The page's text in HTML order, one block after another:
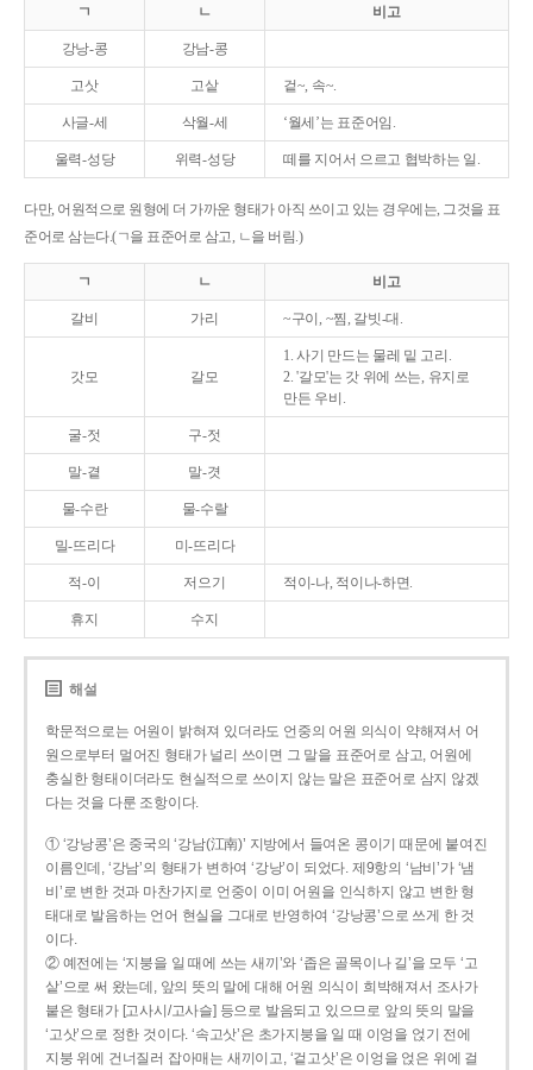
ㄱ ㄴ 비고
강낭-콩 강남-콩
고삿 고샅 겉~, 속~.
사글-세 삭월-세 ‘월세’는 표준어임.
울력-성당 위력-성당 떼를 지어서 으르고 협박하는 일.
다만, 어원적으로 원형에 더 가까운 형태가 아직 쓰이고 있는 경우에는, 그것을 표
준어로 삼는다.(ㄱ을 표준어로 삼고, ㄴ을 버림.)
ㄱ ㄴ 비고
갈비 가리 ~구이, ~찜, 갈빗-대.
갓모 갈모
1. 사기 만드는 물레 밑 고리.
2. '갈모'는 갓 위에 쓰는, 유지로
만든 우비.
굴-젓 구-젓
말-곁 말-겻
물-수란 물-수랄
밀-뜨리다 미-뜨리다
적-이 저으기 적이-나, 적이나-하면.
휴지 수지
해설
학문적으로는 어원이 밝혀져 있더라도 언중의 어원 의식이 약해져서 어
원으로부터 멀어진 형태가 널리 쓰이면 그 말을 표준어로 삼고, 어원에
충실한 형태이더라도 현실적으로 쓰이지 않는 말은 표준어로 삼지 않겠
다는 것을 다룬 조항이다.
① ‘강낭콩’은 중국의 ‘강남(江南)’ 지방에서 들여온 콩이기 때문에 붙여진
이름인데, ‘강남’의 형태가 변하여 ‘강낭’이 되었다. 제9항의 ‘남비’가 ‘냄
비’로 변한 것과 마찬가지로 언중이 이미 어원을 인식하지 않고 변한 형
태대로 발음하는 언어 현실을 그대로 반영하여 ‘강낭콩’으로 쓰게 한 것
이다.
② 예전에는 ‘지붕을 일 때에 쓰는 새끼’와 ‘좁은 골목이나 길’을 모두 ‘고
샅’으로 써 왔는데, 앞의 뜻의 말에 대해 어원 의식이 희박해져서 조사가
붙은 형태가 [고사시/고사슬] 등으로 발음되고 있으므로 앞의 뜻의 말을
‘고삿’으로 정한 것이다. ‘속고삿’은 초가지붕을 일 때 이엉을 얹기 전에
지붕 위에 건너질러 잡아매는 새끼이고, ‘겉고삿’은 이엉을 얹은 위에 걸